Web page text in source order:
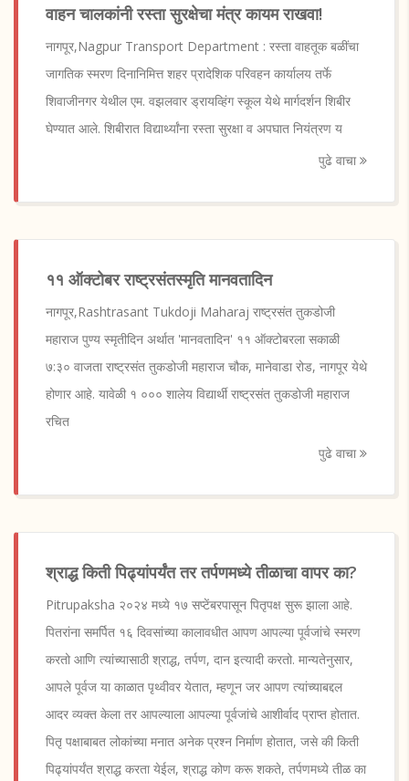
वाहन चालकांनी रस्ता सुरक्षेचा मंत्र कायम राखवा!
नागपूर,Nagpur Transport Department : रस्ता वाहतूक बळींचा
जागतिक स्मरण दिनानिमित्त शहर प्रादेशिक परिवहन कार्यालय तर्फे
शिवाजीनगर येथील एम. वझलवार ड्रायव्हिंग स्कूल येथे मार्गदर्शन शिबीर
घेण्यात आले. शिबीरात विद्यार्थ्यांना रस्ता सुरक्षा व अपघात नियंत्रण य
पुढे वाचा
११ ऑक्टोबर राष्ट्रसंतस्मृति मानवतादिन
नागपूर,Rashtrasant Tukdoji Maharaj राष्ट्रसंत तुकडोजी
महाराज पुण्य स्मृतीदिन अर्थात 'मानवतादिन' ११ ऑक्टोबरला सकाळी
७:३० वाजता राष्ट्रसंत तुकडोजी महाराज चौक, मानेवाडा रोड, नागपूर येथे
होणार आहे. यावेळी १ ००० शालेय विद्यार्थी राष्ट्रसंत तुकडोजी महाराज
रचित
पुढे वाचा
श्राद्ध किती पिढ्यांपर्यंत तर तर्पणमध्ये तीळाचा वापर का?
Pitrupaksha २०२४ मध्ये १७ सप्टेंबरपासून पितृपक्ष सुरू झाला आहे.
पितरांना समर्पित १६ दिवसांच्या कालावधीत आपण आपल्या पूर्वजांचे स्मरण
करतो आणि त्यांच्यासाठी श्राद्ध, तर्पण, दान इत्यादी करतो. मान्यतेनुसार,
आपले पूर्वज या काळात पृथ्वीवर येतात, म्हणून जर आपण त्यांच्याबद्दल
आदर व्यक्त केला तर आपल्याला आपल्या पूर्वजांचे आशीर्वाद प्राप्त होतात.
पितृ पक्षाबाबत लोकांच्या मनात अनेक प्रश्न निर्माण होतात, जसे की किती
पिढ्यांपर्यंत श्राद्ध करता येईल, श्राद्ध कोण करू शकते, तर्पणमध्ये तीळ का